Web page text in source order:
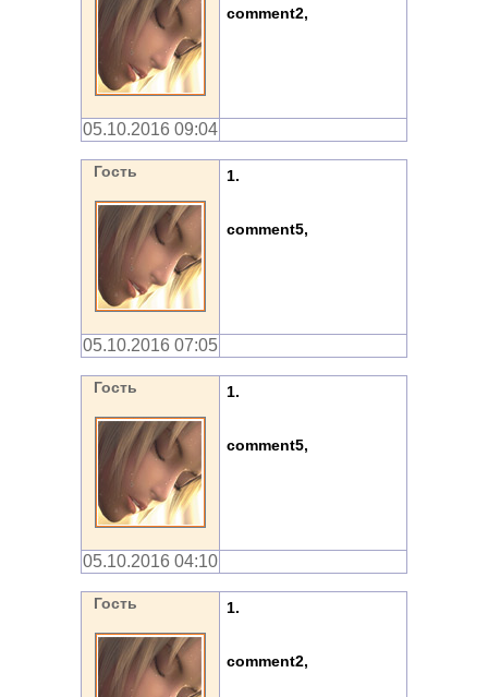
comment2,
05.10.2016 09:04
Гость 1.
comment5,
05.10.2016 07:05
Гость 1.
comment5,
05.10.2016 04:10
Гость 1.
comment2,